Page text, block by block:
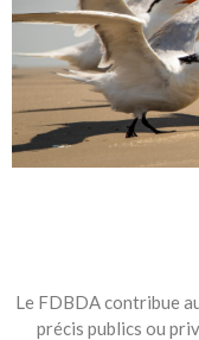
Le FDBDA contribue
précis publics ou